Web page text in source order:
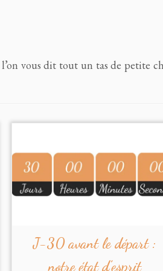
vous dit tout un tas de petite
J-30 avant le départ :
notre état d’esprit